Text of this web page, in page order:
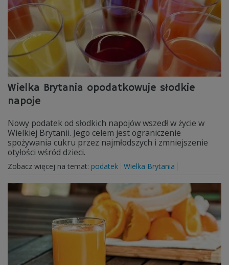
Wielka Brytania opodatkowuje słodkie
napoje
Nowy podatek od słodkich napojów wszedł w życie w
Wielkiej Brytanii. Jego celem jest ograniczenie
spożywania cukru przez najmłodszych i zmniejszenie
otyłości wśród dzieci.
Zobacz więcej na temat: podatek Wielka Brytania